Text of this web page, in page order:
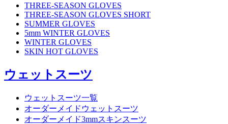
THREE-SEASON GLOVES
THREE-SEASON GLOVES SHORT
SUMMER GLOVES
5mm WINTER GLOVES
WINTER GLOVES
SKIN HOT GLOVES
ウェットスーツ
ウェットスーツ一覧
オーダーメイドウェットスーツ
オーダーメイド3mmスキンスーツ